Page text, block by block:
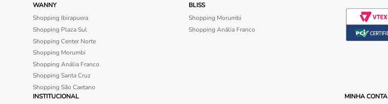
WANNY
Shopping Ibirapuera
Shopping Plaza Sul
Shopping Center Norte
Shopping Morumbi
Shopping Anália Franco
Shopping Santa Cruz
Shopping São Caetano
BLISS
Shopping Morumbi
Shopping Anália Franco
INSTITUCIONAL MINHA CONTA